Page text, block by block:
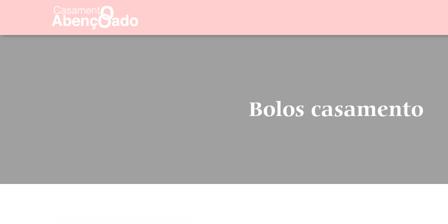
Bolos casamento